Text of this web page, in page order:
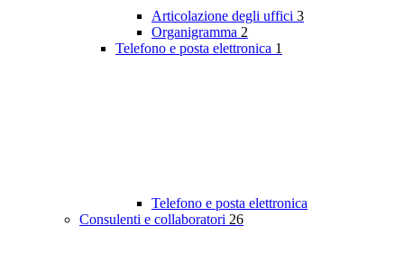
Articolazione degli uffici 3
Organigramma 2
Telefono e posta elettronica 1
Telefono e posta elettronica
Consulenti e collaboratori 26